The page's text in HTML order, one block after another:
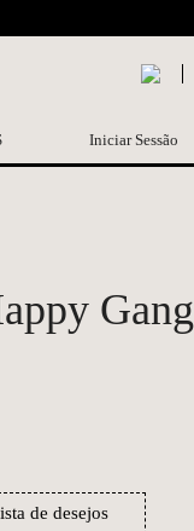
Iniciar Sessão
Gang
de desejos